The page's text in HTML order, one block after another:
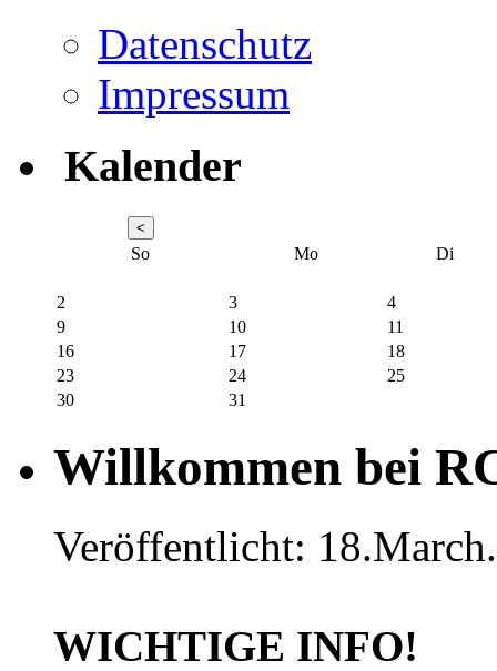
Datenschutz
Impressum
Kalender
So Mo Di
2 3
4
9
10
11
16
17
18
23
24
25
30
31
Willkommen bei
Veröffentlicht:
WICHTIGE INFO!